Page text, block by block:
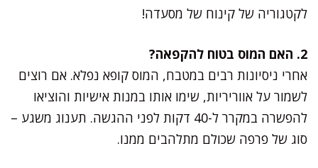
לקטגוריה של קינוח של מסעדה!
2. האם המוס בטוח להקפאה?
אחרי ניסיונות רבים במטבח, המוס קופא נפלא. אם רוצים
לשמור על אווריריות, שימו אותו במנות אישיות והוציאו
להפשרה במקרר ל-40 דקות לפני ההגשה. תענוג משגע –
סוג של פרפה שכולם מתלהבים ממנו.